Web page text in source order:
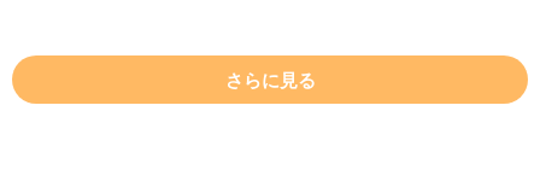
さらに見る